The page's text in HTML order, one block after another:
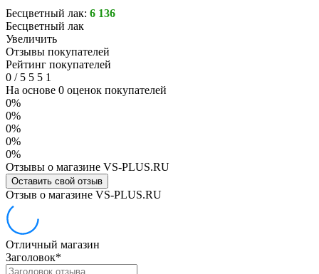
Бесцветный лак: 6 136
Бесцветный лак
Увеличить
Отзывы покупателей
Рейтинг покупателей
0 /5 5 5 1
На основе 0 оценок покупателей
0%
0%
0%
0%
0%
Отзывы о магазине VS-PLUS.RU
Оставить свой отзыв
Отзыв о магазине VS-PLUS.RU
Отличный магазин
Заголовок*